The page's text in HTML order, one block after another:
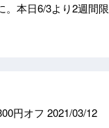
。本日6/3より2週間限
円オフ 2021/03/12